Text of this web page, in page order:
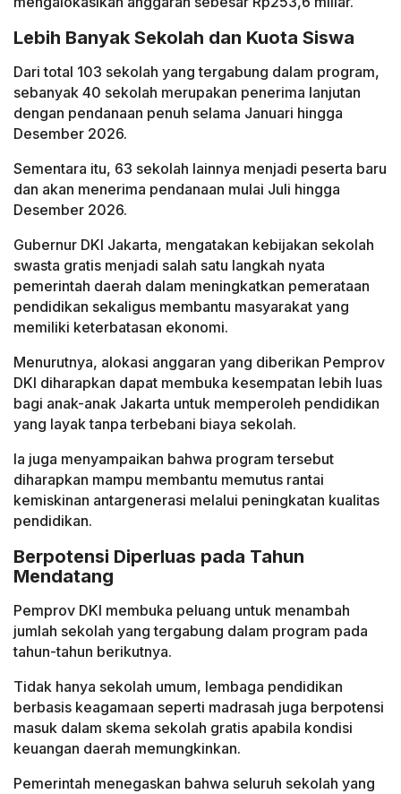
Lebih Banyak Sekolah dan Kuota Siswa
Dari total 103 sekolah yang tergabung dalam program,
sebanyak 40 sekolah merupakan penerima lanjutan
dengan pendanaan penuh selama Januari hingga
Desember 2026.
Sementara itu, 63 sekolah lainnya menjadi peserta baru
dan akan menerima pendanaan mulai Juli hingga
Desember 2026.
Gubernur DKI Jakarta, mengatakan kebijakan sekolah
swasta gratis menjadi salah satu langkah nyata
pemerintah daerah dalam meningkatkan pemerataan
pendidikan sekaligus membantu masyarakat yang
memiliki keterbatasan ekonomi.
Menurutnya, alokasi anggaran yang diberikan Pemprov
DKI diharapkan dapat membuka kesempatan lebih luas
bagi anak-anak Jakarta untuk memperoleh pendidikan
yang layak tanpa terbebani biaya sekolah.
Ia juga menyampaikan bahwa program tersebut
diharapkan mampu membantu memutus rantai
kemiskinan antargenerasi melalui peningkatan kualitas
pendidikan.
Berpotensi Diperluas pada Tahun
Mendatang
Pemprov DKI membuka peluang untuk menambah
jumlah sekolah yang tergabung dalam program pada
tahun-tahun berikutnya.
Tidak hanya sekolah umum, lembaga pendidikan
berbasis keagamaan seperti madrasah juga berpotensi
masuk dalam skema sekolah gratis apabila kondisi
keuangan daerah memungkinkan.
Pemerintah menegaskan bahwa seluruh sekolah yang